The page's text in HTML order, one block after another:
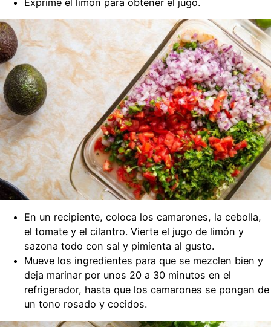
Exprime el limón para obtener el jugo.
En un recipiente, coloca los camarones, la cebolla,
el tomate y el cilantro. Vierte el jugo de limón y
sazona todo con sal y pimienta al gusto.
Mueve los ingredientes para que se mezclen bien y
deja marinar por unos 20 a 30 minutos en el
refrigerador, hasta que los camarones se pongan de
un tono rosado y cocidos.